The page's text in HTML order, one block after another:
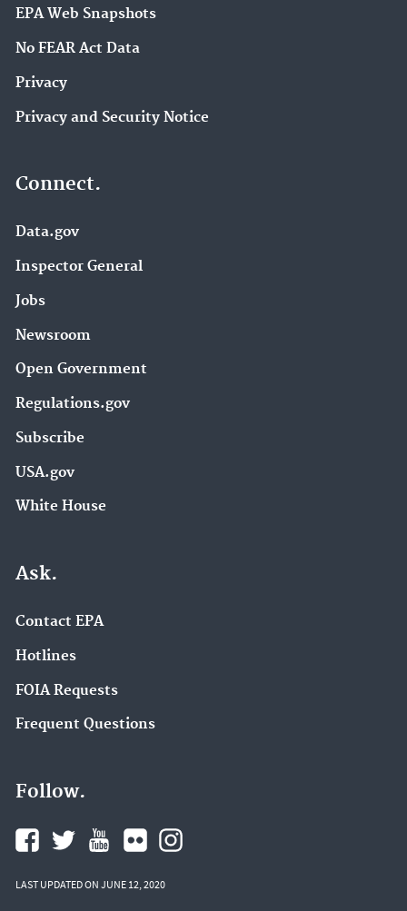
EPA Web Snapshots
No FEAR Act Data
Privacy
Privacy and Security Notice
Connect.
Data.gov
Inspector General
Jobs
Newsroom
Open Government
Regulations.gov
Subscribe
USA.gov
White House
Ask.
Contact EPA
Hotlines
FOIA Requests
Frequent Questions
Follow.
LAST UPDATED ON JUNE 12, 2020